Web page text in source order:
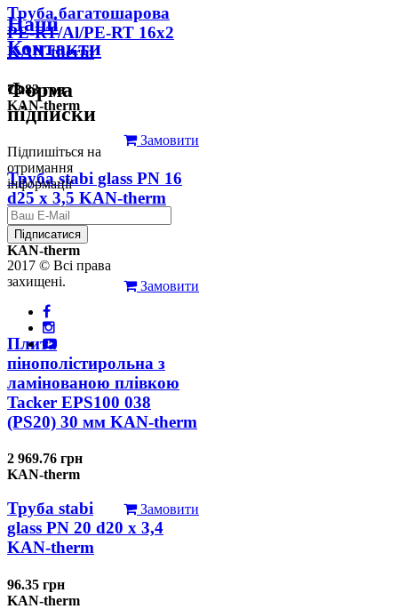
Труба багатошарова
PE-RT/Al/PE-RT 16x2
KAN-therm
78.83 грн
KAN-therm
Замовити
Труба stabi glass PN 16
d25 х 3,5 KAN-therm
126.31 грн
KAN-therm
Замовити
Плита
пінополістирольна з
ламінованою плівкою
Tacker EPS100 038
(PS20) 30 мм KAN-therm
2 969.76 грн
KAN-therm
Замовити
Труба stabi
glass PN 20 d20 х 3,4
KAN-therm
96.35 грн
KAN-therm
Наші
Контакти
Форма
підписки
Підпишіться на
отримання
інформації
Підписатися
2017 © Всі права
захищені.